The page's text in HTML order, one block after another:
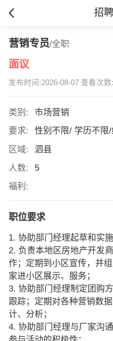
招
营销专员/全职
面议
发布时间:2026-08-07 查看次数
类别:
市场营销
要求:
性别不限/ 学历不限
区域:
泗县
人数:
5
福利:
职位要求
1. 协助部门经理起草和实
2. 负责本地区房地产开发
作；定期到小区宣传，并
家进小区展示、服务；
3. 协助部门经理制定团购
跟踪；定期对各种营销数
计、分析；
4. 协助部门经理与厂家沟